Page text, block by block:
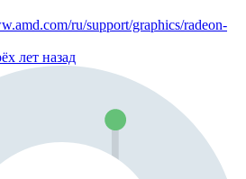
ru/support/graphics/radeon-
лет назад